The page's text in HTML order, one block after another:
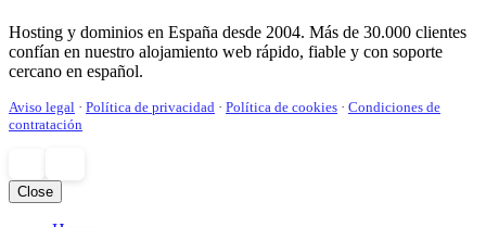
Hosting y dominios en España desde 2004. Más de 30.000 clientes
confían en nuestro alojamiento web rápido, fiable y con soporte
cercano en español.
Aviso legal · Política de privacidad · Política de cookies · Condiciones de
contratación
Close